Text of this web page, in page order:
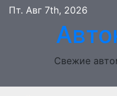
Перейти
содержимому
Пт. Авг 7th, 2026
Свежие